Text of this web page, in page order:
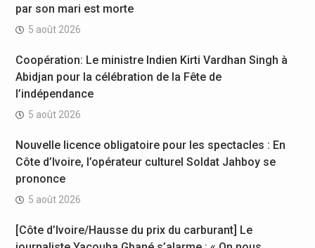
par son mari est morte
5 août 2026
Coopération: Le ministre Indien Kirti Vardhan Singh à
Abidjan pour la célébration de la Fête de
l’indépendance
5 août 2026
Nouvelle licence obligatoire pour les spectacles : En
Côte d’Ivoire, l’opérateur culturel Soldat Jahboy se
prononce
5 août 2026
[Côte d’Ivoire/Hausse du prix du carburant] Le